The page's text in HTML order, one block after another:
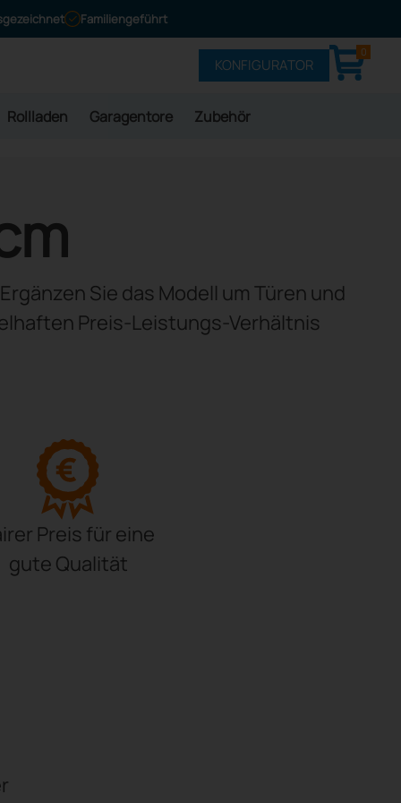
Familiengeführt
KONFIGURATOR
0
Rollladen Garagentore Zubehör
Sie das Modell um Türen und
Preis-Leistungs-Verhältnis
Preis für eine
gute Qualität